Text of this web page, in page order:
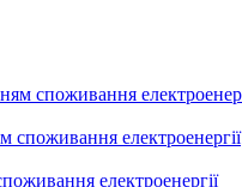
споживання електроенергії